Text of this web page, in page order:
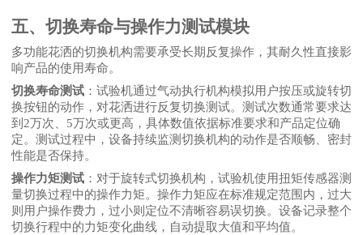
五、切换寿命与操作力测试模块
多功能花洒的切换机构需要承受长期反复操作，其耐久性直接影
响产品的使用寿命。
切换寿命测试 ：试验机通过气动执行机构模拟用户按压或旋转切
换按钮的动作，对花洒进行反复切换测试。测试次数通常要求达
到 2万次、5万次或更高，具体数值依据标准要求和产品定位确
定。测试过程中，设备持续监测切换机构的动作是否顺畅、密封
性能是否保持。
操作力矩测试 ：对于旋转式切换机构，试验机使用扭矩传感器测
量切换过程中的操作力矩。操作力矩应在标准规定范围内，过大
则用户操作费力，过小则定位不清晰容易误切换。设备记录整个
切换行程中的力矩变化曲线，自动提取大值和平均值。